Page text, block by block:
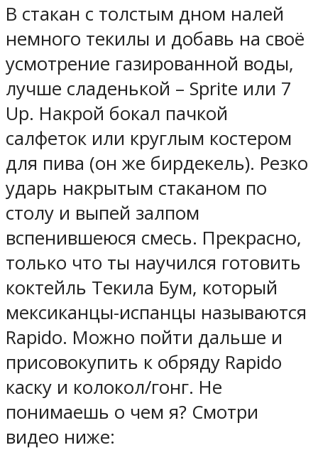
В стакан с толстым дном налей
немного текилы и добавь на своё
усмотрение газированной воды,
лучше сладенькой – Sprite или 7
Up. Накрой бокал пачкой
салфеток или круглым костером
для пива (он же бирдекель). Резко
ударь накрытым стаканом по
столу и выпей залпом
вспенившеюся смесь. Прекрасно,
только что ты научился готовить
коктейль Текила Бум, который
мексиканцы-испанцы называются
Rapido. Можно пойти дальше и
присовокупить к обряду Rapido
каску и колокол/гонг. Не
понимаешь о чем я? Смотри
видео ниже: